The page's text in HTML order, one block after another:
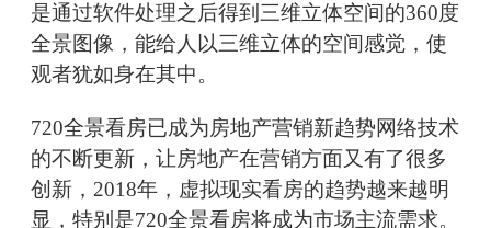
是通过软件处理之后得到三维立体空间的360度
全景图像，能给人以三维立体的空间感觉，使
观者犹如身在其中。
720全景看房已成为房地产营销新趋势网络技术
的不断更新，让房地产在营销方面又有了很多
创新，2018年，虚拟现实看房的趋势越来越明
显，特别是720全景看房将成为市场主流需求。